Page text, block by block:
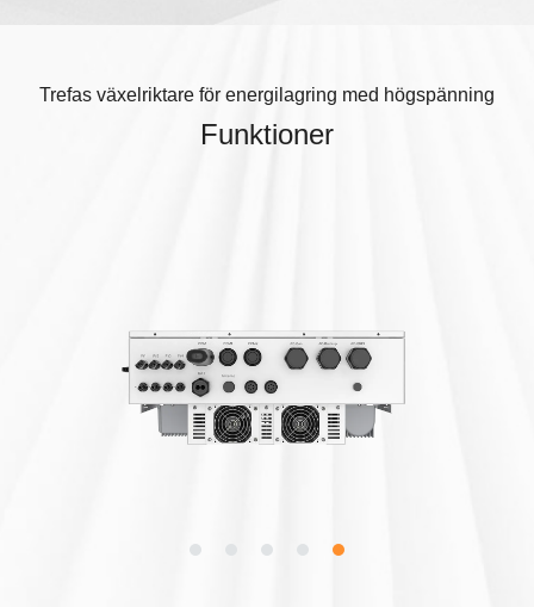
Trefas växelriktare för energilagring med högspänning
Funktioner